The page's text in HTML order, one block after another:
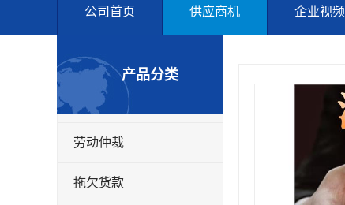
公司首页 供应商机 企业视频
产品分类
劳动仲裁
拖欠货款